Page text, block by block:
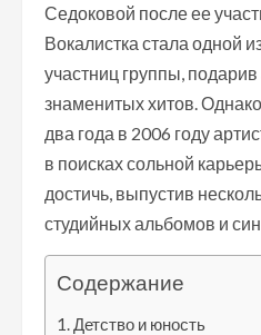
Седоковой после ее
Вокалистка стала одной
участниц группы,
знаменитых хитов.
два года в 2006 году
в поисках сольной
достичь, выпустив
студийных альбомов и
Содержание
Детство и юность